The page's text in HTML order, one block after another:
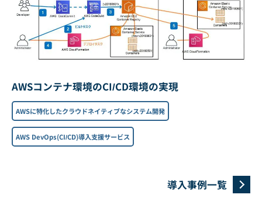
AWSコンテナ環境のCI/CD環境の実現
AWSに特化したクラウドネイティブなシステム開発
AWS DevOps(CI/CD)導入支援サービス
導入事例一覧